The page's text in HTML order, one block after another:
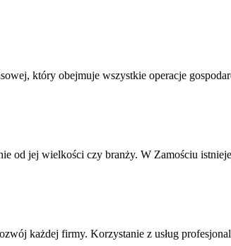
który obejmuje wszystkie operacje
od jej wielkości czy branży. W Zamościu
każdej firmy. Korzystanie z usług